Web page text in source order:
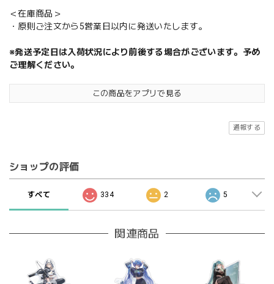
＜在庫商品＞
・原則ご注文から5営業日以内に発送いたします。
※発送予定日は入荷状況により前後する場合がございます。予め
ご理解ください。
この商品をアプリで見る
通報する
ショップの評価
すべて 334 2 5
関連商品